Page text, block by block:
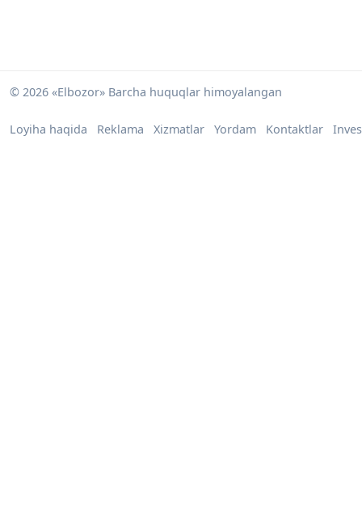
© 2026 «Elbozor» Barcha huquqlar himoyalangan
Loyiha haqida Reklama Xizmatlar Yordam Kontaktlar